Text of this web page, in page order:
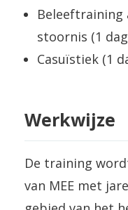
stoornis (1
Casuïstiek (1
Werkwijze
De training
van MEE met